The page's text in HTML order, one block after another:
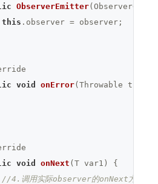
ObserverEmitter(Observer<?
this .observer = observer;
void onError(Throwable t)
void onNext (T var1)
{
//4.调用实际observer的onNext方法